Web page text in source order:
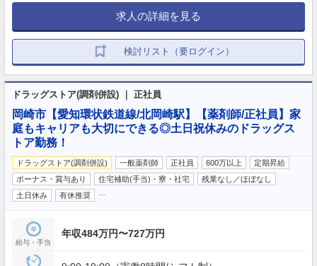
求人の詳細を見る
検討リスト（要ログイン）
ドラッグストア(調剤併設) ｜ 正社員
岡崎市【愛知環状鉄道線/北岡崎駅】【薬剤師/正社員】家
庭もキャリアも大切にできる◎土日祝休みのドラッグス
トア勤務！
ドラッグストア(調剤併設) 一般薬剤師 正社員 600万以上
定期昇給
ボーナス・賞与あり
住宅補助(手当)・寮・社宅
残業なし／ほぼなし
土日休み
有休推奨
給与・手当
年収484万円〜727万円